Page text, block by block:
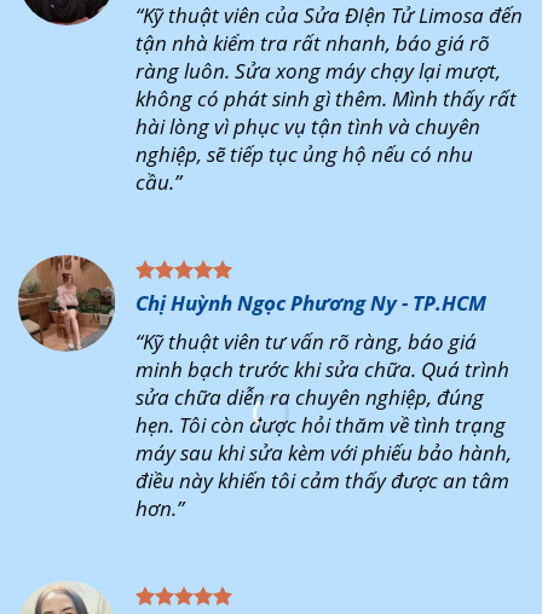
“Kỹ thuật viên của Sửa ĐIện Tử Limosa đến
tận nhà kiểm tra rất nhanh, báo giá rõ
ràng luôn. Sửa xong máy chạy lại mượt,
không có phát sinh gì thêm. Mình thấy rất
hài lòng vì phục vụ tận tình và chuyên
nghiệp, sẽ tiếp tục ủng hộ nếu có nhu
cầu.”
Chị Huỳnh Ngọc Phương Ny - TP.HCM
“Kỹ thuật viên tư vấn rõ ràng, báo giá
minh bạch trước khi sửa chữa. Quá trình
sửa chữa diễn ra chuyên nghiệp, đúng
hẹn. Tôi còn được hỏi thăm về tình trạng
máy sau khi sửa kèm với phiếu bảo hành,
điều này khiến tôi cảm thấy được an tâm
hơn.”